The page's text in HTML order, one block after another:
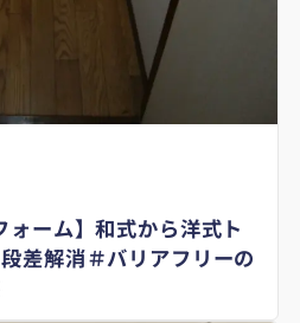
ォーム】和式から洋式ト
差解消＃バリアフリーの